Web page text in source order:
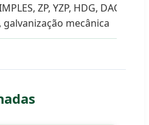
ZP, YZP, HDG,
galvanização mecânica